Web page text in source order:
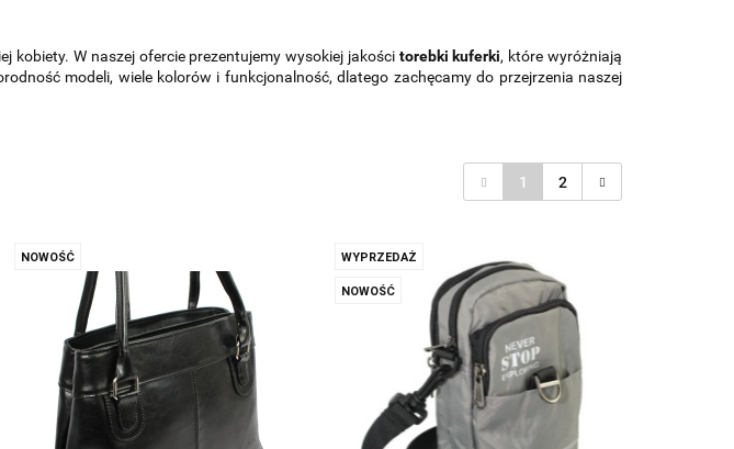
kobiety. W naszej ofercie prezentujemy wysokiej jakości torebki kuferki, które wyróżniają
modeli, wiele kolorów i funkcjonalność, dlatego zachęcamy do przejrzenia naszej
1 2
NOWOŚĆ WYPRZEDAŻ
NOWOŚĆ